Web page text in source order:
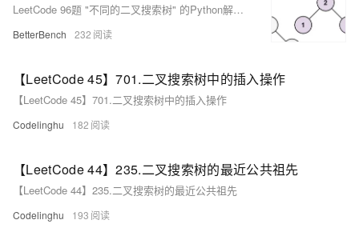
LeetCode 96题 "不同的二叉搜索树" 的Python解决方案，使用动态规划算法计算由1至n互不相同节点值组成的二叉搜索树的种数。
BetterBench 232
【LeetCode 45】701.二叉搜索树中的插入操作
【LeetCode 45】701.二叉搜索树中的插入操作
Codelinghu 182
【LeetCode 44】235.二叉搜索树的最近公共祖先
【LeetCode 44】235.二叉搜索树的最近公共祖先
Codelinghu 193